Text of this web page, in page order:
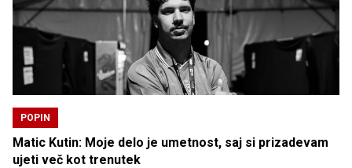
POPIN
Matic Kutin: Moje delo je umetnost, saj si prizadevam
ujeti več kot trenutek